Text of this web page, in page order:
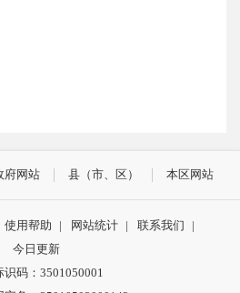
府网站 县（市、区） 本区网站
使用帮助 | 网站统计 | 联系我们
|
今日更新
识码：3501050001